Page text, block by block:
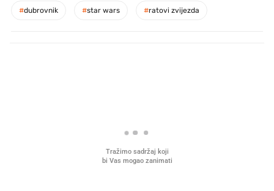
#dubrovnik #star wars #ratovi zvijezda